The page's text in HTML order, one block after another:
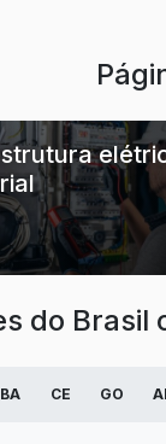
do
BA CE GO